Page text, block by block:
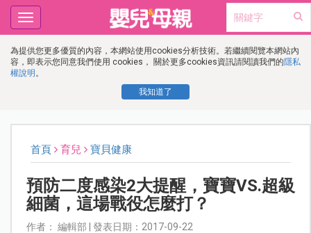
為提供您更多優質的內容，本網站使用cookies分析技術。若繼續閱覽本網站內
容，即表示您同意我們使用 cookies， 關於更多cookies資訊請閱讀我們的隱私
權說明 。
我知道了
Toggle
navigation
首頁 育兒 寶貝健康
預防二度感染2大提醒，寶寶VS.超級
細菌，這場戰役怎麼打？
作者： 編輯部 | 發表日期：2017-09-22